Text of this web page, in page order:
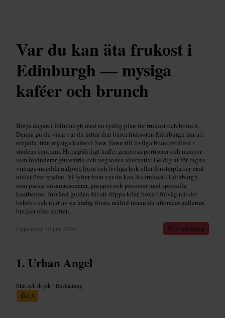
Var du kan äta frukost i
Edinburgh — mysiga
kaféer och brunch
Börja dagen i Edinburgh med en tydlig plan för frukost och brunch.
Denna guide visar var du hittar den bästa frukosten Edinburgh har att
erbjuda, från mysiga kaféer i New Town till livliga brunchställen i
stadens centrum. Hitta pålitligt kaffe, generösa portioner och menyer
som inkluderar glutenfria och veganska alternativ. Ge dig ut för lugna,
vintage-inredda miljöer, ljusa och livliga kök eller fönsterplatser med
utsikt över staden. Vi lyfter fram var du kan äta frukost i Edinburgh
som passar ensamresenärer, grupper och personer med speciella
kostbehov. Använd guiden för att slippa köer, boka i förväg när det
behövs och njut av en härlig första måltid innan du utforskar gallerier,
butiker eller slottet.
Uppdaterad 10 juni 2026 10 min läsning
Urban Angel
Mat och dryck • Restaurang
4,5